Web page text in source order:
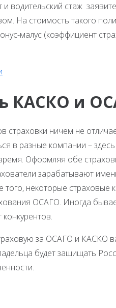
и водительский стаж
На стоимость такого
малус (коэффициент
КАСКО и
страховки ничем не
в разные компании –
Оформляя обе
зарабатывают
того, некоторые
ОСАГО. Иногда
за ОСАГО и КАСКО
будет защищать